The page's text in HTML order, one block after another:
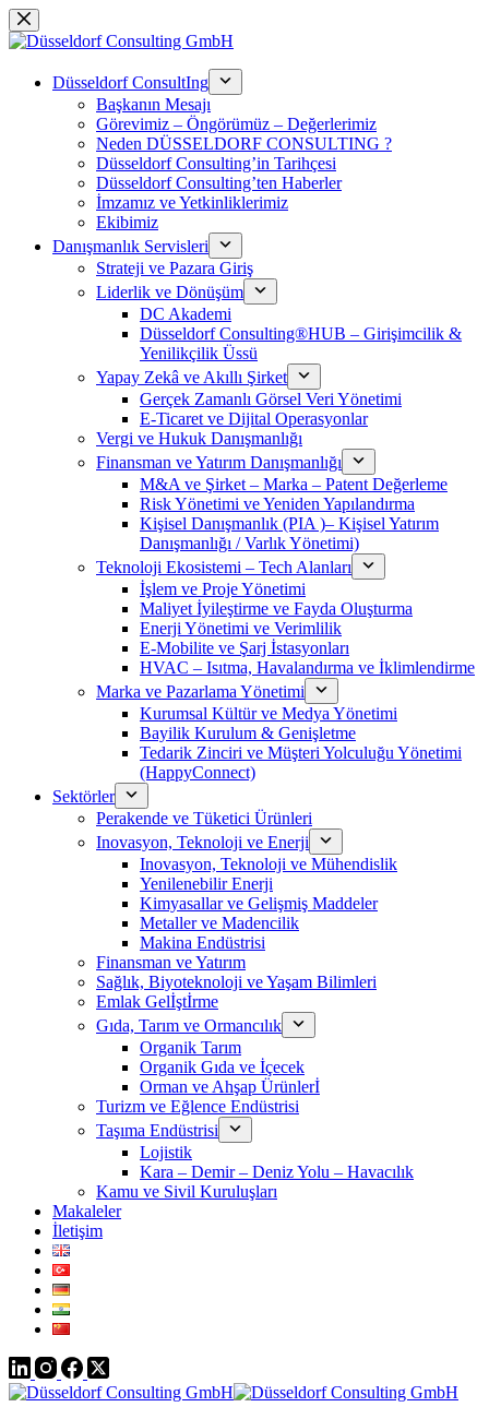
Saltar
al
Düsseldorf ConsultIng
Başkanın Mesajı
Görevimiz – Öngörümüz – Değerlerimiz
Neden DÜSSELDORF CONSULTING ?
Düsseldorf Consulting’in Tarihçesi
Düsseldorf Consulting’ten Haberler
İmzamız ve Yetkinliklerimiz
Ekibimiz
Danışmanlık Servisleri
Strateji ve Pazara Giriş
Liderlik ve Dönüşüm
DC Akademi
Düsseldorf Consulting®HUB – Girişimcilik &
Yenilikçilik Üssü
Yapay Zekâ ve Akıllı Şirket
Gerçek Zamanlı Görsel Veri Yönetimi
E-Ticaret ve Dijital Operasyonlar
Vergi ve Hukuk Danışmanlığı
Finansman ve Yatırım Danışmanlığı
M&A ve Şirket – Marka – Patent Değerleme
Risk Yönetimi ve Yeniden Yapılandırma
Kişisel Danışmanlık (PIA )– Kişisel Yatırım
Danışmanlığı / Varlık Yönetimi)
Teknoloji Ekosistemi – Tech Alanları
İşlem ve Proje Yönetimi
Maliyet İyileştirme ve Fayda Oluşturma
Enerji Yönetimi ve Verimlilik
E-Mobilite ve Şarj İstasyonları
HVAC – Isıtma, Havalandırma ve İklimlendirme
Marka ve Pazarlama Yönetimi
Kurumsal Kültür ve Medya Yönetimi
Bayilik Kurulum & Genişletme
Tedarik Zinciri ve Müşteri Yolculuğu Yönetimi
(HappyConnect)
Sektörler
Perakende ve Tüketici Ürünleri
Inovasyon, Teknoloji ve Enerji
Inovasyon, Teknoloji ve Mühendislik
Yenilenebilir Enerji
Kimyasallar ve Gelişmiş Maddeler
Metaller ve Madencilik
Makina Endüstrisi
Finansman ve Yatırım
Sağlık, Biyoteknoloji ve Yaşam Bilimleri
Emlak Gelİştİrme
Gıda, Tarım ve Ormancılık
Organik Tarım
Organik Gıda ve İçecek
Orman ve Ahşap Ürünlerİ
Turizm ve Eğlence Endüstrisi
Taşıma Endüstrisi
Lojistik
Kara – Demir – Deniz Yolu – Havacılık
Kamu ve Sivil Kuruluşları
Makaleler
İletişim